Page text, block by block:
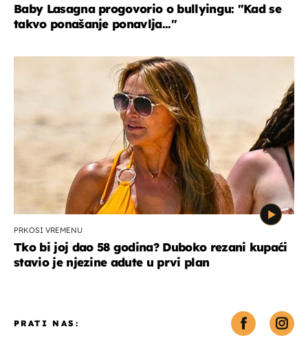
Baby Lasagna progovorio o bullyingu: "Kad se
takvo ponašanje ponavlja..."
PRKOSI VREMENU
Tko bi joj dao 58 godina? Duboko rezani kupaći
stavio je njezine adute u prvi plan
PRATI NAS: